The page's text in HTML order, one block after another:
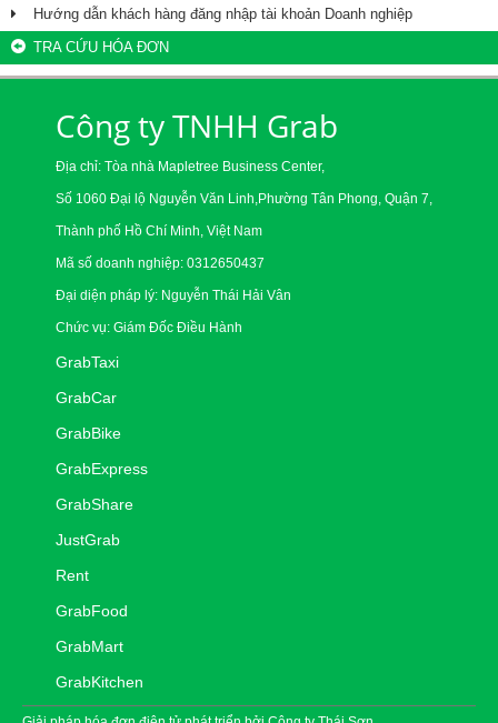
Hướng dẫn khách hàng đăng nhập tài khoản Doanh nghiệp
TRA CỨU HÓA ĐƠN
Công ty TNHH Grab
Địa chỉ: Tòa nhà Mapletree Business Center,
Số 1060 Đại lộ Nguyễn Văn Linh,Phường Tân Phong, Quận 7,
Thành phố Hồ Chí Minh, Việt Nam
Mã số doanh nghiệp: 0312650437
Đại diện pháp lý: Nguyễn Thái Hải Vân
Chức vụ: Giám Đốc Điều Hành
GrabTaxi
GrabCar
GrabBike
GrabExpress
GrabShare
JustGrab
Rent
GrabFood
GrabMart
GrabKitchen